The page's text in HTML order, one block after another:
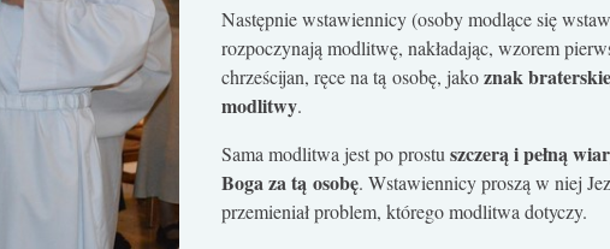
Następnie wstawiennicy (osoby modlące się
rozpoczynają modlitwę, nakładając, wzorem
chrześcijan, ręce na tą osobę, jakoznak
modlitwy.
Sama modlitwa jest po prostuszczerą i pełną
Boga za tą osobę. Wstawiennicy proszą w niej
przemieniał problem, którego modlitwa dotyczy.